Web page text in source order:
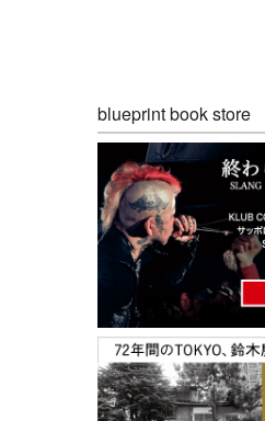
blueprint book store